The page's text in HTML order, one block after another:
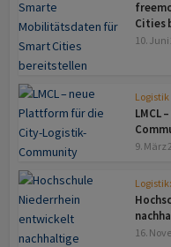
Cities
10. Juni
Logistik
LMCL
9. März
16.